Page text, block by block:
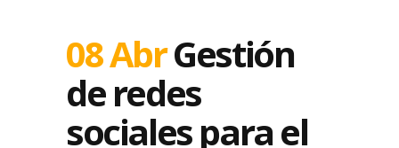
08 AbrGestión
de redes
sociales para el